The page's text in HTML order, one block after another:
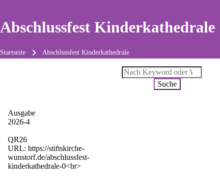
Abschlussfest Kinderkathedrale
Pfadnavigation
Startseite Abschlussfest Kinderkathedrale
Ausgabe
2026-4
QR26
URL: https://stiftskirche-
wunstorf.de/abschlussfest-
kinderkathedrale-0<br>
Suche